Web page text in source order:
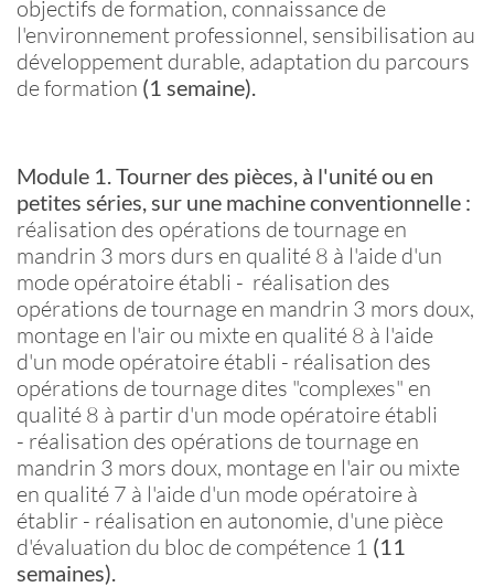
objectifs de formation, connaissance de
l'environnement professionnel, sensibilisation au
développement durable, adaptation du parcours
de formation (1 semaine).
Module 1. Tourner des pièces, à l'unité ou en
petites séries, sur une machine conventionnelle :
réalisation des opérations de tournage en
mandrin 3 mors durs en qualité 8 à l'aide d'un
mode opératoire établi - réalisation des
opérations de tournage en mandrin 3 mors doux,
montage en l'air ou mixte en qualité 8 à l'aide
d'un mode opératoire établi - réalisation des
opérations de tournage dites "complexes" en
qualité 8 à partir d'un mode opératoire établi
- réalisation des opérations de tournage en
mandrin 3 mors doux, montage en l'air ou mixte
en qualité 7 à l'aide d'un mode opératoire à
établir - réalisation en autonomie, d'une pièce
d'évaluation du bloc de compétence 1 (11
semaines).